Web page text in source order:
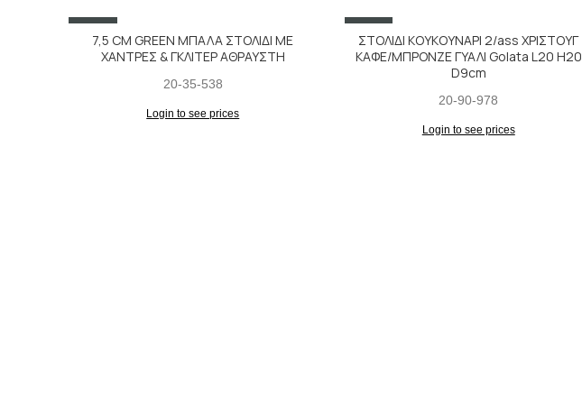
7,5 CM GREEN ΜΠΑΛΑ ΣΤΟΛΙΔΙ ΜΕ
ΧΑΝΤΡΕΣ & ΓΚΛΙΤΕΡ ΑΘΡΑΥΣΤΗ
20-35-538
Login to see prices
ΣΤΟΛΙΔΙ ΚΟΥΚΟΥΝΑΡΙ 2/ass ΧΡΙΣΤΟΥΓ
ΚΑΦΕ/ΜΠΡΟΝΖΕ ΓΥΑΛΙ Golata L20 H20
D9cm
20-90-978
Login to see prices